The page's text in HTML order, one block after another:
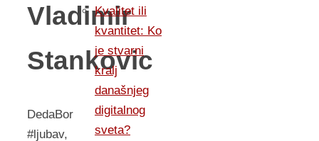
Vladimir
Stankovic
DedaBor
#ljubav,
Kvalitet ili
kvantitet: Ko
je stvarni
kralj
današnjeg
digitalnog
sveta?